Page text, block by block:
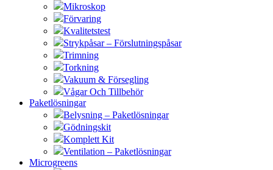
Mikroskop
Förvaring
Kvalitetstest
Strykpåsar – Förslutningspåsar
Trimning
Torkning
Vakuum & Försegling
Vågar Och Tillbehör
Paketlösningar
Belysning – Paketlösningar
Gödningskit
Komplett Kit
Ventilation – Paketlösningar
Microgreens